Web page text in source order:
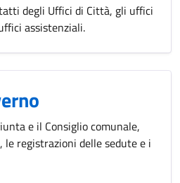
degli Uffici di Città, gli uffici
assistenziali.
e il Consiglio comunale,
le registrazioni delle sedute e i